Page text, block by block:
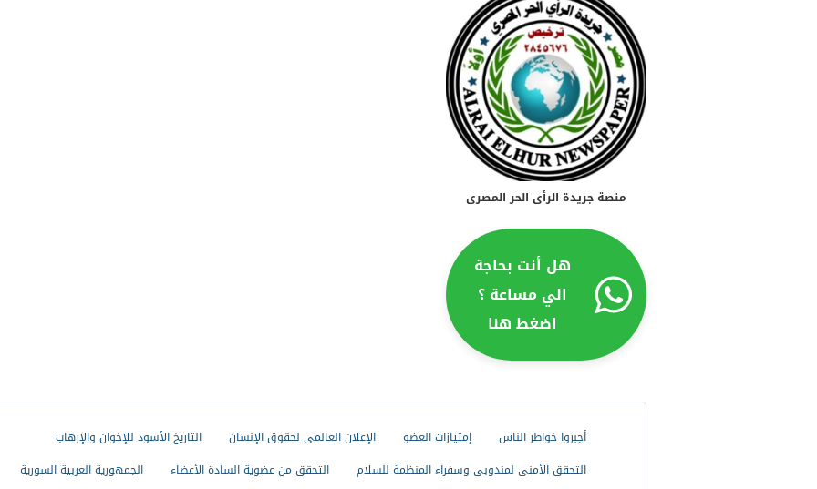
منصة جريدة الرأى الحر المصرى
هل أنت بحاجة
الي مساعة ؟
اضغط هنا
أجبروا خواطر الناس إمتيازات العضو الإعلان العالمى لحقوق الإنسان
التاريخ الأسود للإخوان والإرهاب
التحقق الأمنى لمندوبى وسفراء المنظمة للسلام
التحقق من عضوية السادة الأعضاء الجمهورية العربية السورية